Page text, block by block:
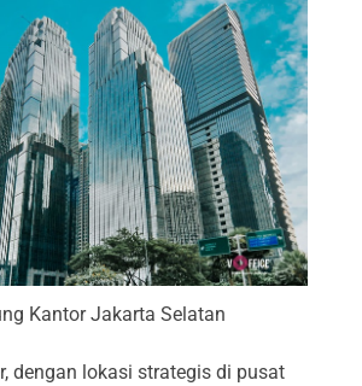
Kantor Jakarta Selatan
dengan lokasi strategis di pusat